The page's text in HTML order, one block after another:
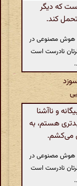
که دیگر
کند.
هوش مصنوعی در
نادرست است
و ناآشنا
هستم، به
می‌کشم.
هوش مصنوعی در
نادرست است